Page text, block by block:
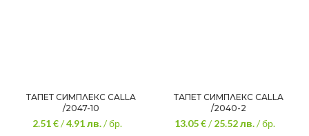
ТАПЕТ СИМПЛЕКС CALLA
/2047-10
2.51 €/4.91лв./ бр.
ТАПЕТ СИМПЛЕКС CALLA
/2040-2
13.05 €/25.52лв./ бр.